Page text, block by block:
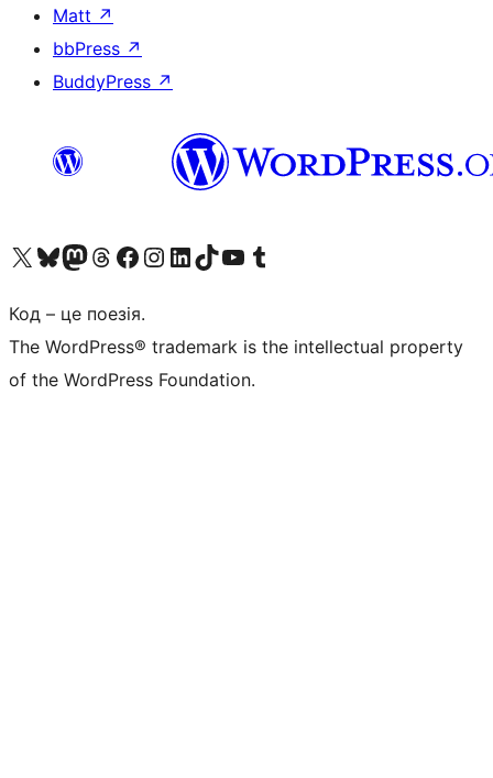
Matt ↗
bbPress ↗
BuddyPress ↗
Visit our X (formerly Twitter) account
Visit our Bluesky account
Завітайте до нашої стрічки в Mastodon
Visit our Threads account
Завітайте на нашу сторінку в Facebook
Visit our Instagram account
Visit our LinkedIn account
Visit our TikTok account
Visit our YouTube channel
Visit our Tumblr account
Код – це поезія.
The WordPress® trademark is the intellectual property
of the WordPress Foundation.